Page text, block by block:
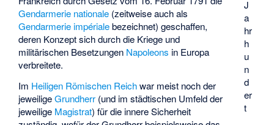
J
a
hr
h
u
n
d
er
t
Gendarmerie nationale (zeitweise auch als
Gendarmerie impérialebezeichnet) geschaffen,
deren Konzept sich durch die Kriege und
militärischen Besetzungen Napoleons in Europa
verbreitete.
Im Heiligen Römischen Reichwar meist noch der
jeweiligeGrundherr (und im städtischen Umfeld der
jeweilige Magistrat) für die innere Sicherheit